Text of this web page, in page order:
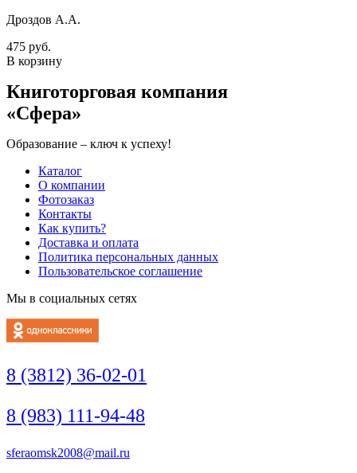
Дроздов А.А.
475 руб.
В корзину
Книготорговая компания
«Сфера»
Образование – ключ к успеху!
Каталог
О компании
Фотозаказ
Контакты
Как купить?
Доставка и оплата
Политика персональных данных
Пользовательское соглашение
Мы в социальных сетях
8 (3812) 36-02-01
8 (983) 111-94-48
sferaomsk2008@mail.ru